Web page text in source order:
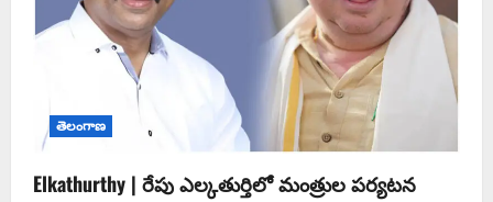
తెలంగాణ
Elkathurthy | రేపు ఎల్కతుర్తిలో మంత్రుల పర్యటన